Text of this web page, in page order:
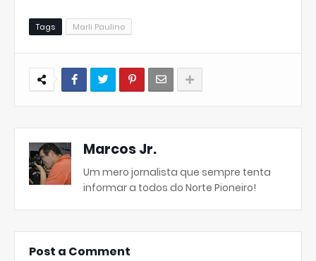
Tags Marli Paulino
Marcos Jr.
Um mero jornalista que sempre tenta
informar a todos do Norte Pioneiro!
Post a Comment